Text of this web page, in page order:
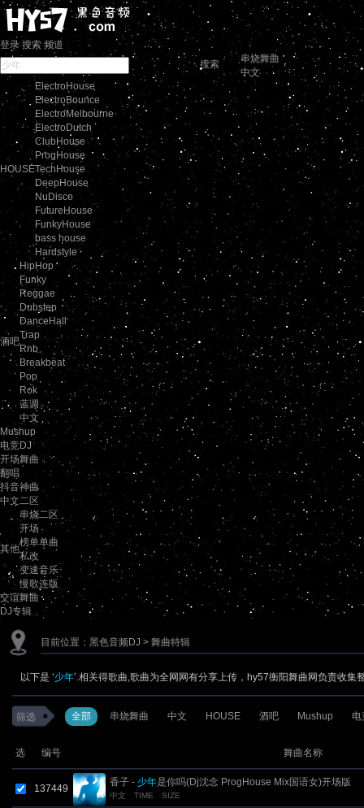
登录 搜索 频道
搜索
串烧舞曲
中文
HOUSE
ElectroHouse
ElectroBounce
ElectroMelbourne
ElectroDutch
ClubHouse
ProgHouse
TechHouse
DeepHouse
NuDisco
FutureHouse
FunkyHouse
bass house
Hardstyle
酒吧
HipHop
Funky
Reggae
Dubstep
DanceHall
Trap
Rnb
Breakbeat
Pop
Rok
蓝调
中文
Mushup
电竞DJ
开场舞曲
翻唱
抖音神曲
中文二区
其他
串烧二区
开场
榜单单曲
私改
变速音乐
慢歌连版
交谊舞曲
DJ专辑
目前位置： 黑色音频DJ > 舞曲特辑
以下是 ‘少年’.相关得歌曲,歌曲为全网网有分享上传，hy57衡阳舞曲网负责收集
筛选 全部 串烧舞曲 中文 HOUSE 酒吧 Mushup 电
选 编号 舞曲名称
137449
香子 - 少年是你吗(Dj沈念 ProgHouse Mix国语女)开场版
中文 TIME SIZE